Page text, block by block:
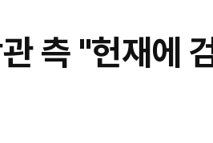
측 "헌재에